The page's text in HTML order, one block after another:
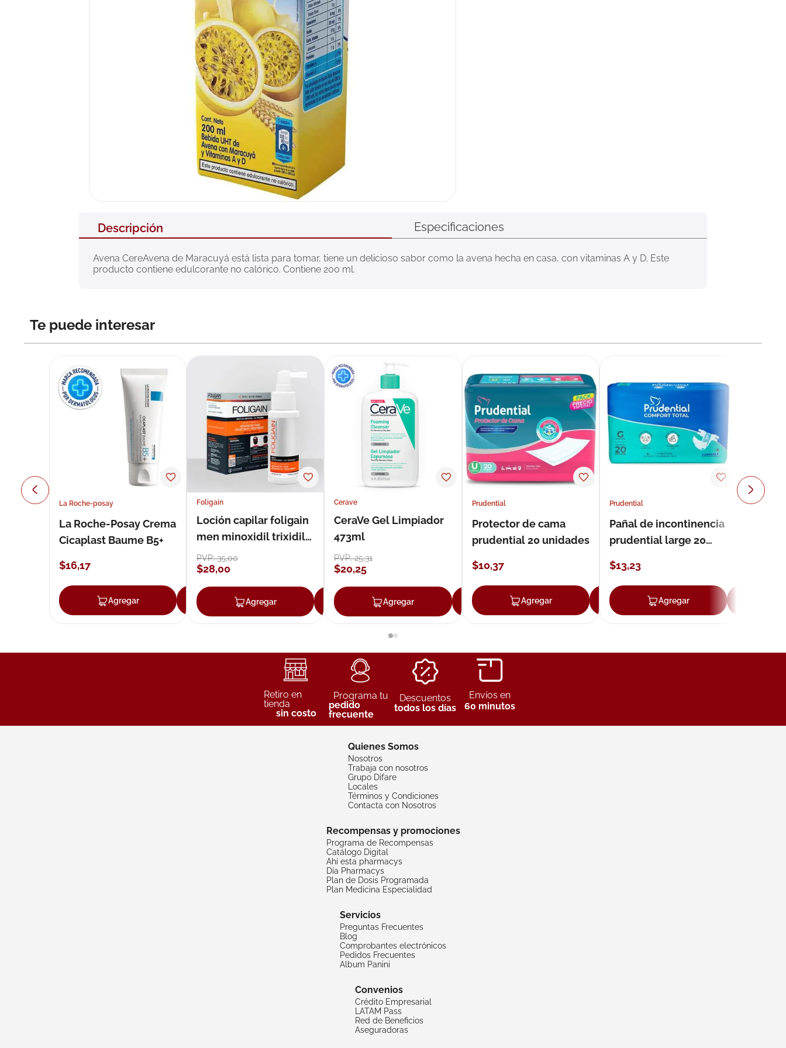
Descripción Especificaciones
Avena CereAvena de Maracuyá está lista para tomar, tiene un delicioso sabor como la avena hecha en casa, con vitaminas A y D. Este
producto contiene edulcorante no calórico. Contiene 200 ml.
Te puede interesar
La Roche-posay
La Roche-Posay Crema
Cicaplast Baume B5+
$16,17
Agregar Agregar
Foligain
Loción capilar foligain
men minoxidil trixidil
loción 59 ml
PVP:35,00
$28,00
Agregar Agregar
Cerave
CeraVe Gel Limpiador
473ml
PVP:25,31
$20,25
Agregar Agregar
Prudential
Protector de cama
prudential 20 unidades
$10,37
Agregar Agregar
Prudential
Pañal de incontinencia
prudential large 20
$13,23
Agregar
Retiro en
tienda
sin costo
Programa tu
pedido
frecuente
Descuentos
todos los días
Envíos en
60 minutos
Quienes Somos
Nosotros
Trabaja con nosotros
Grupo Difare
Locales
Términos y Condiciones
Contacta con Nosotros
Recompensas y promociones
Programa de Recompensas
Catálogo Digital
Ahí esta pharmacys
Día Pharmacys
Plan de Dosis Programada
Plan Medicina Especialidad
Servicios
Preguntas Frecuentes
Blog
Comprobantes electrónicos
Pedidos Frecuentes
Album Panini
Convenios
Crédito Empresarial
LATAM Pass
Red de Beneficios
Aseguradoras
10.pañales